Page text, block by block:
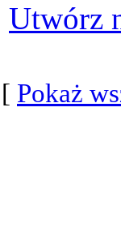
Utwórz
[ Pokaż